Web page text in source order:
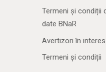
Termeni și condiții
date BNaR
Avertizori în
Termeni și condiții